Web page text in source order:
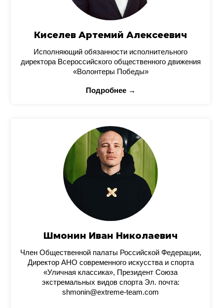
Киселев Артемий Алексеевич
Исполняющий обязанности исполнительного
директора Всероссийского общественного движения
«Волонтеры Победы»
Подробнее →
Шмонин Иван Николаевич
Член Общественной палаты Российской Федерации,
Директор АНО современного искусства и спорта
«Уличная классика», Президент Союза
экстремальных видов спорта Эл. почта:
shmonin@extreme-team.com